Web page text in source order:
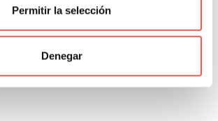
Permitir la selección
Denegar
este estudio, sino que aumentó su
de un millón de menciones con
anterior. El podio lo complementan